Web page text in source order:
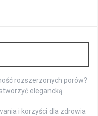
rozszerzonych porów?
elegancką
i korzyści dla zdrowia